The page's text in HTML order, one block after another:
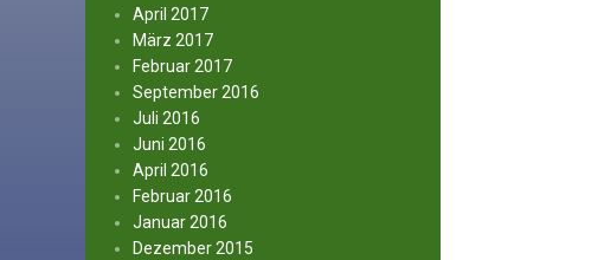
April 2017
März 2017
Februar 2017
September 2016
Juli 2016
Juni 2016
April 2016
Februar 2016
Januar 2016
Dezember 2015